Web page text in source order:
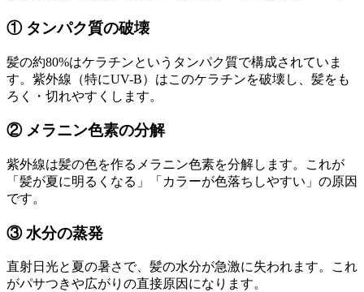
① タンパク質の破壊
髪の約80%はケラチンというタンパク質で構成されていま
す。紫外線（特にUV-B）はこのケラチンを破壊し、髪をも
ろく・切れやすくします。
② メラニン色素の分解
紫外線は髪の色を作るメラニン色素を分解します。これが
「髪が夏に明るくなる」「カラーが色落ちしやすい」の原因
です。
③ 水分の蒸発
直射日光と夏の暑さで、髪の水分が急激に失われます。これ
がパサつきや広がりの直接原因になります。